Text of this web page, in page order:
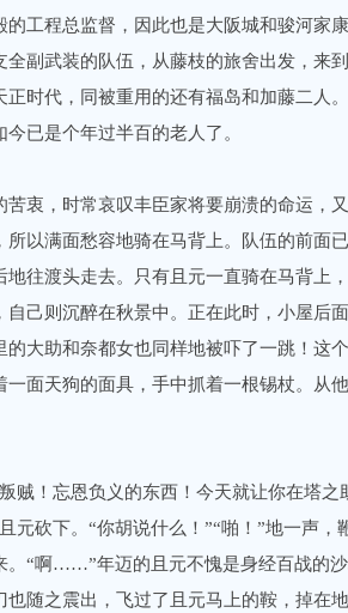
程总监督，因此也是大阪城和骏河家
副武装的队伍，从藤枝的旅舍出发，来
正时代，同被重用的还有福岛和加藤二人
已是个年过半百的老人了。
，时常哀叹丰臣家将要崩溃的命运，
以满面愁容地骑在马背上。队伍的前面
往渡头走去。只有且元一直骑在马背上
己则沉醉在秋景中。正在此时，小屋后
的大助和奈都女也同样地被吓了一跳！这
一面天狗的面具，手中抓着一根锡杖。从
！忘恩负义的东西！今天就让你在塔之
元砍下。“你胡说什么！”“啪！”地一声，
。“啊……”年迈的且元不愧是身经百战的
随之震出，飞过了且元马上的鞍，掉在